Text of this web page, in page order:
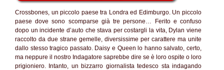
Crossbones, un piccolo paese tra Londra ed Edimburgo. Un piccolo
paese dove sono scomparse già tre persone… Ferito e confuso
dopo un incidente d’auto che stava per costargli la vita, Dylan viene
raccolto da due strane gemelle, diversissime per carattere ma unite
dallo stesso tragico passato. Daisy e Queen lo hanno salvato, certo,
ma neppure il nostro Indagatore saprebbe dire se è loro ospite o loro
prigioniero. Intanto, un bizzarro giornalista tedesco sta indagando